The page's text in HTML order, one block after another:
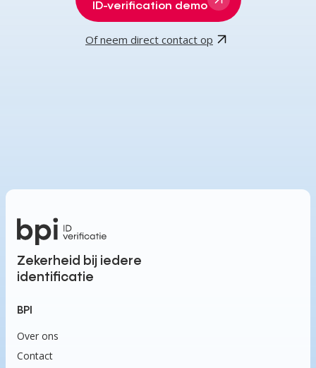
ID-verification demo
Of neem direct contact op
Zekerheid bij iedere
identificatie
BPI
Over ons
Contact